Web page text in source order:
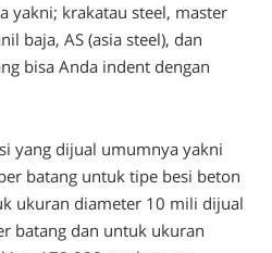
yakni; krakatau steel, master
baja, AS (asia steel), dan
bisa Anda indent dengan
yang dijual umumnya yakni
batang untuk tipe besi beton
ukuran diameter 10 mili dijual
batang dan untuk ukuran